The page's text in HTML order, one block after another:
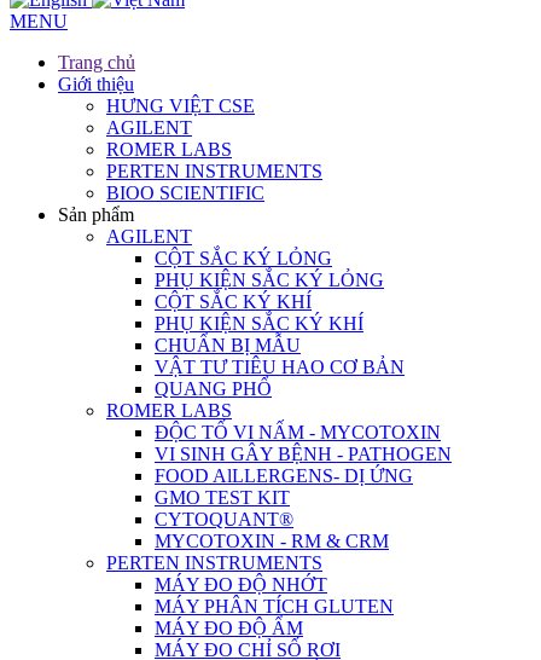
MENU
Trang chủ
Giới thiệu
HƯNG VIỆT CSE
AGILENT
ROMER LABS
PERTEN INSTRUMENTS
BIOO SCIENTIFIC
Sản phẩm
AGILENT
CỘT SẮC KÝ LỎNG
PHỤ KIỆN SẮC KÝ LỎNG
CỘT SẮC KÝ KHÍ
PHỤ KIỆN SẮC KÝ KHÍ
CHUẨN BỊ MẪU
VẬT TƯ TIÊU HAO CƠ BẢN
QUANG PHỔ
ROMER LABS
ĐỘC TỐ VI NẤM - MYCOTOXIN
VI SINH GÂY BỆNH - PATHOGEN
FOOD AlLLERGENS- DỊ ỨNG
GMO TEST KIT
CYTOQUANT®
MYCOTOXIN - RM & CRM
PERTEN INSTRUMENTS
MÁY ĐO ĐỘ NHỚT
MÁY PHÂN TÍCH GLUTEN
MÁY ĐO ĐỘ ẨM
MÁY ĐO CHỈ SỐ RƠI